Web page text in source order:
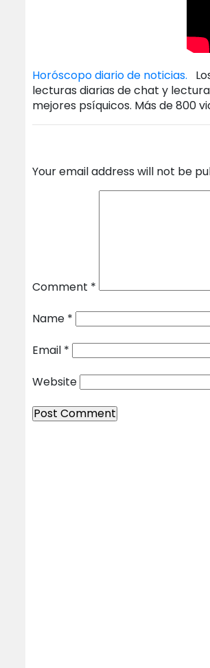
Horóscopo diario de noticias.
lecturas diarias de chat y
mejores psíquicos. Más de 800
Your email address will not be
Comment *
Name *
Email *
Website